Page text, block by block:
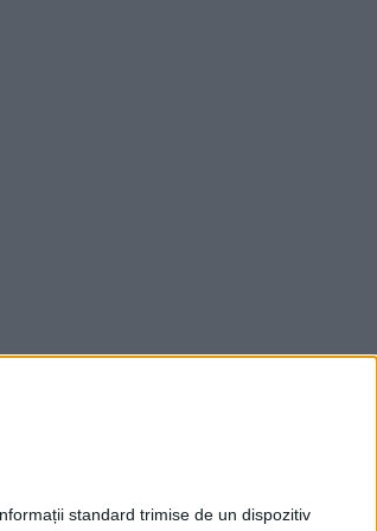
standard trimise de un dispozitiv